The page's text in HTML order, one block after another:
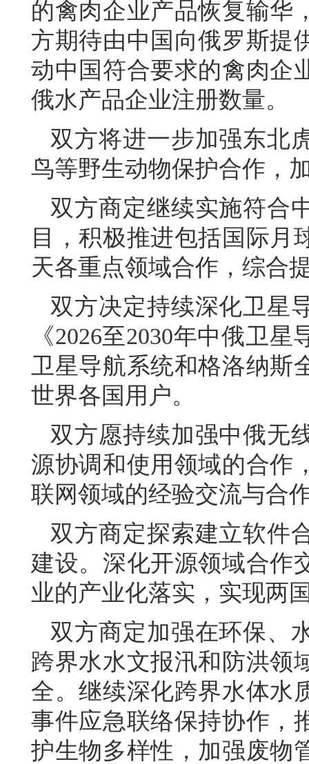
的禽肉企业产品恢复输华
方期待由中国向俄罗斯提
动中国符合要求的禽肉企
俄水产品企业注册数量。
双方将进一步加强东北
鸟等野生动物保护合作，
双方商定继续实施符合
目，积极推进包括国际月
天各重点领域合作，综合
双方决定持续深化卫星
《2026至2030年中俄卫
卫星导航系统和格洛纳斯
世界各国用户。
双方愿持续加强中俄无
源协调和使用领域的合作
联网领域的经验交流与合
双方商定探索建立软件
建设。深化开源领域合作
业的产业化落实，实现两
双方商定加强在环保、
跨界水水文报汛和防洪领
全。继续深化跨界水体水
事件应急联络保持协作，
护生物多样性，加强废物